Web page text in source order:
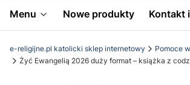
Menu Nowe produkty Kontakt
e-religijne.pl katolicki sklep internetowy Pomoce
Żyć Ewangelią 2026 duży format – książka z